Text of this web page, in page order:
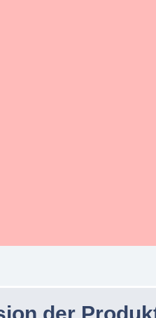
der